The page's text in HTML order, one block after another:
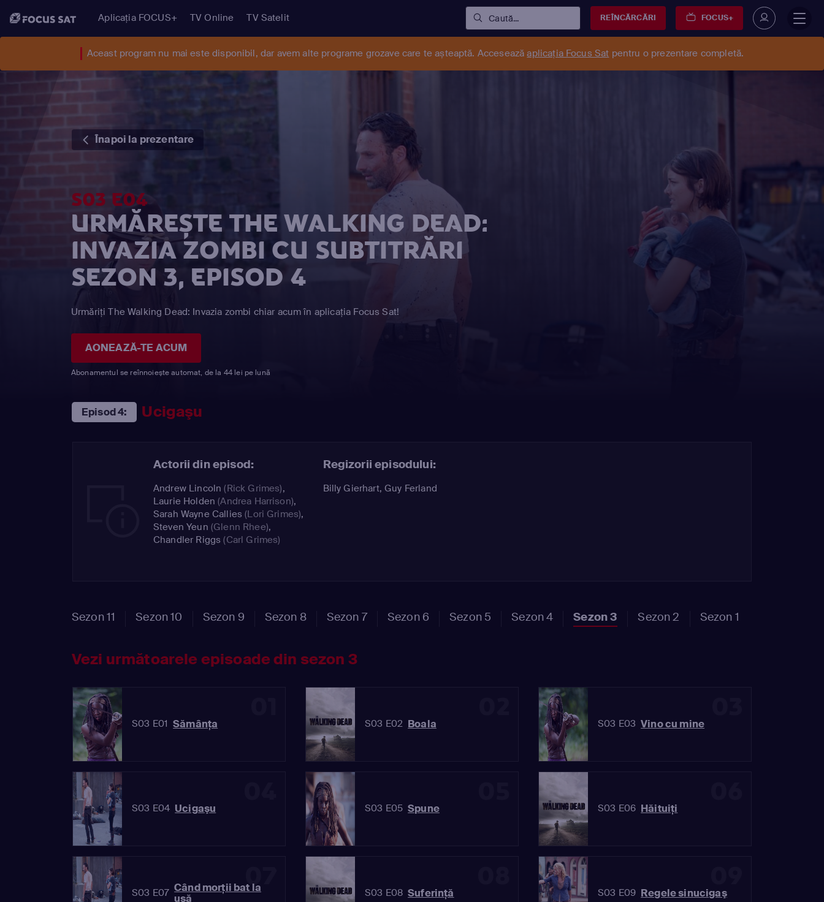
Aplicația FOCUS+ TV Online TV Satelit Caută... REÎNCĂRCĂRI FOCUS+
Aceast program nu mai este disponibil, dar avem alte programe grozave care te așteaptă. Acceseazăaplicația Focus Sat pentru o prezentare completă.
Înapoi la prezentare
S03 E04
URMĂREȘTE THE WALKING DEAD:
INVAZIA ZOMBI CU SUBTITRĂRI
SEZON 3, EPISOD 4
Urmăriți The Walking Dead: Invazia zombi chiar acum în aplicația Focus Sat!
AONEAZĂ-TE ACUM
Abonamentul se reînnoiește automat, de la 44 lei pe lună
Episod 4: Ucigaşu
Actorii din episod:
Andrew Lincoln (Rick Grimes),
Laurie Holden (Andrea Harrison),
Sarah Wayne Callies (Lori Grimes),
Steven Yeun (Glenn Rhee),
Chandler Riggs (Carl Grimes)
Regizorii episodului:
Billy Gierhart, Guy Ferland
Sezon 11 Sezon 10 Sezon 9 Sezon 8 Sezon 7 Sezon 6 Sezon 5 Sezon 4 Sezon 3 Sezon 2 Sezon 1
Vezi următoarele episoade din sezon 3
S03 E01 Sămânţa S03 E02 Boala S03 E03 Vino cu mine
S03 E04 Ucigaşu S03 E05 Spune S03 E06 Hăituiţi
07
S03 E07 Când morţii bat la
uşă
S03 E08 Suferinţă S03 E09 Regele sinucigaş